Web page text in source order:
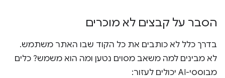
הסבר על קבצים לא מוכרים
בדרך כלל לא כותבים את כל הקוד שבו האתר משתמש.
לא מבינים למה משאב מסוים נטען ומה הוא משמש? כלים
מבוססי-AI יכולים לעזור: